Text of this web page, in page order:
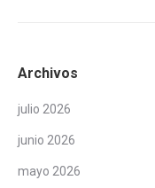
Archivos
julio 2026
junio 2026
mayo 2026